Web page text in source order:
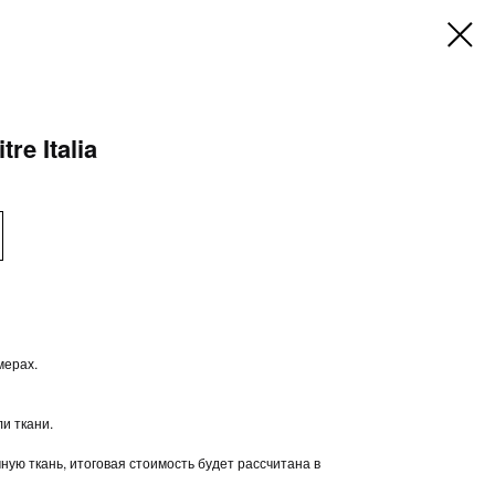
Italia
ткани.
ткань, итоговая стоимость будет рассчитана в